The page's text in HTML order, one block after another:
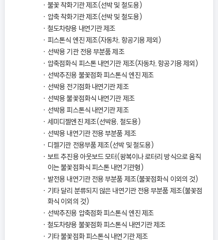
불꽃 착화기관 제조(선박 및 철도용)
압축 착화기관 제조(선박 및 철도용)
철도차량용 내연기관 제조
피스톤식 엔진 제조(자동차, 항공기용 제외)
선박용 기관 전용 부분품 제조
압축점화식 피스톤 내연기관 제조(자동차, 항공기용 제외)
선박추진용 불꽃점화 피스톤식 엔진 제조
선박용 전기점화 내연기관 제조
선박용 불꽃점화식 내연기관 제조
선박용 피스톤식 내연기관 제조
세미디젤엔진 제조(선박용, 철도용)
선박용 내연기관 전용 부분품 제조
디젤기관 전용부품 제조(선박 및 철도용)
보트 추진용 아웃보드 모터(왕복이나 로터리 방식으로 움직
이는 불꽃점화식 피스톤 내연기관형)
발전용 내연기관 전용 부분품 제조(불꽃점화식 이외의 것)
기타 달리 분류되지 않은 내연기관 전용 부분품 제조(불꽃점
화식 이외의 것)
선박추진용 압축점화 피스톤식 엔진 제조
철도차량용 불꽃점화 피스톤식 내연기관 제조
기타 불꽃점화 피스톤식 내연기관 제조